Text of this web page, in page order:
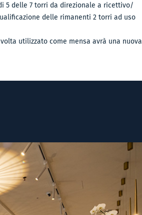
5 delle 7 torri da direzionale a ricettivo/
delle rimanenti 2 torri ad uso
utilizzato come mensa avrà una nuova